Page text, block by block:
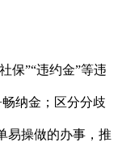
”“违约金”等违
纳金；区分分歧
易操做的办事，推